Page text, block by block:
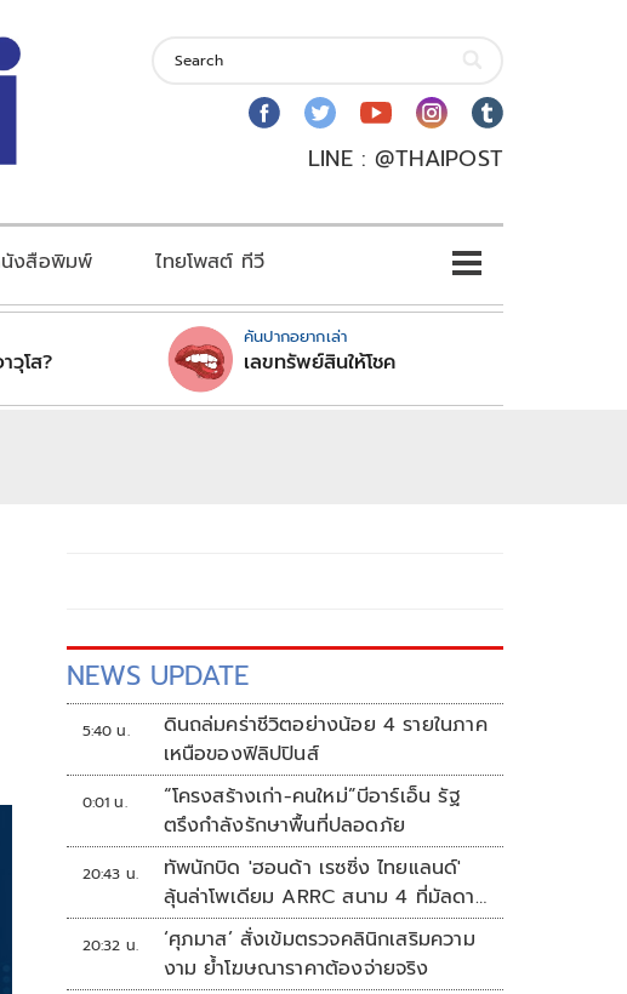
LINE : @THAIPOST
งสือพิมพ์ ไทยโพสต์ ทีวี
วุโส?
คันปากอยากเล่า
เลขทรัพย์สินให้โชค
NEWS UPDATE
5:40 น.
ดินถล่มคร่าชีวิตอย่างน้อย 4 รายในภาค
เหนือของฟิลิปปินส์
0:01 น.
“โครงสร้างเก่า-คนใหม่”บีอาร์เอ็น รัฐ
ตรึงกำลังรักษาพื้นที่ปลอดภัย
20:43 น.
ทัพนักบิด 'ฮอนด้า เรซซิ่ง ไทยแลนด์'
ลุ้นล่าโพเดียม ARRC สนาม 4 ที่มัลดาลิ
กา
20:32 น.
‘ศุภมาส’ สั่งเข้มตรวจคลินิกเสริมความ
งาม ย้ำโฆษณาราคาต้องจ่ายจริง